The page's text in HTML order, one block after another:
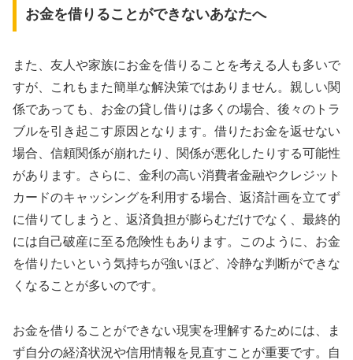
お金を借りることができないあなたへ
また、友人や家族にお金を借りることを考える人も多いで
すが、これもまた簡単な解決策ではありません。親しい関
係であっても、お金の貸し借りは多くの場合、後々のトラ
ブルを引き起こす原因となります。借りたお金を返せない
場合、信頼関係が崩れたり、関係が悪化したりする可能性
があります。さらに、金利の高い消費者金融やクレジット
カードのキャッシングを利用する場合、返済計画を立てず
に借りてしまうと、返済負担が膨らむだけでなく、最終的
には自己破産に至る危険性もあります。このように、お金
を借りたいという気持ちが強いほど、冷静な判断ができな
くなることが多いのです。
お金を借りることができない現実を理解するためには、ま
ず自分の経済状況や信用情報を見直すことが重要です。自